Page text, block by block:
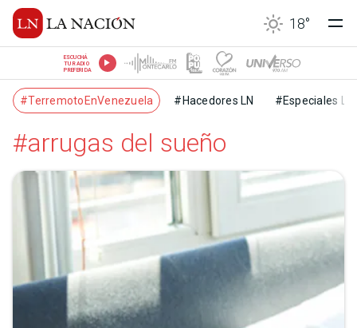
18°
ESCUCHÁ
TU RADIO
PREFERIDA
#TerremotoEnVenezuela #Hacedores LN #Especiales LN
#arrugas del sueño